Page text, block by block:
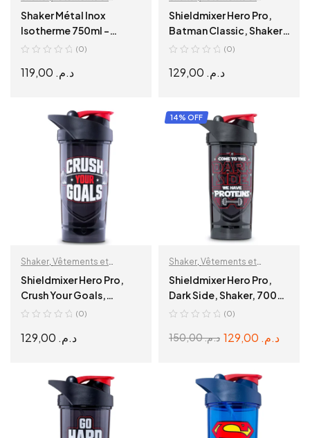
accessoires
Shaker Métal Inox
Isotherme 750ml –
Premium Sport
(0)
د.م.
SELECT OPTIONS
accessoires
Shieldmixer Hero Pro,
Batman Classic, Shaker,
700 ml
(0)
د.م.
ADD TO CART
Shaker, Vêtements et
accessoires
Shieldmixer Hero Pro,
Crush Your Goals,
Shaker, 700 ml
(0)
د.م.
ADD TO CART
14% OFF
Shaker, Vêtements et
accessoires
Shieldmixer Hero Pro,
Dark Side, Shaker, 700
ml
(0)
د.م.150,00 د.م.
ADD TO CART